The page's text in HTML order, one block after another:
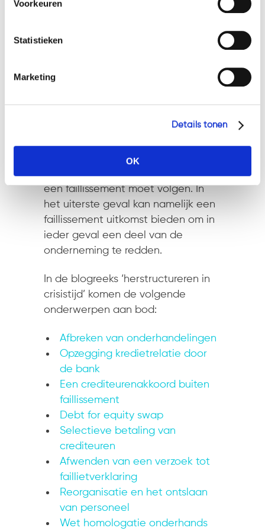
op: https://watsonlaw.nl/privacy/
Voorkeuren
Statistieken
Marketing
Details tonen
OK
kredietopzegging hoeft dan
onderneming te betekenen.
crisistijd’
om zijn onderneming in crisistijd te
redden. Zelfs als dat betekent dat
een faillissement moet volgen. In
het uiterste geval kan namelijk een
faillissement uitkomst bieden om in
ieder geval een deel van de
onderneming te redden.
In de blogreeks ‘herstructureren in
crisistijd’ komen de volgende
onderwerpen aan bod:
Afbreken van onderhandelingen
Opzegging kredietrelatie door
de bank
Een crediteurenakkoord buiten
faillissement
Debt for equity swap
Selectieve betaling van
crediteuren
Afwenden van een verzoek tot
faillietverklaring
Reorganisatie en het ontslaan
van personeel
Wet homologatie onderhands